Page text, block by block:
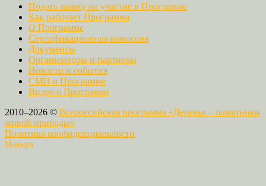
Подать заявку на участие в Программе
Как работает Программа
О Программе
Сертификационная комиссия
Документы
Организаторы и партнеры
Новости и события
СМИ о Программе
Видео о Программе
2010–2026 © Всероссийская программа «Деревья – памятники
живой природы»
Политика конфиденциальности
Наверх